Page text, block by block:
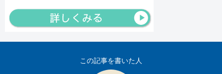
この記事を書いた人